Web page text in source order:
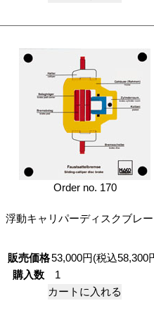
Order no. 170
浮動キャリパーディスクブレ
販売価格53,000円(税込58,300
購入数